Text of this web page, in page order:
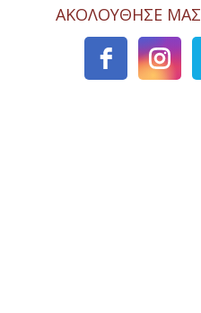
ΑΚΟΛΟΥΘΗΣΕ ΜΑΣ